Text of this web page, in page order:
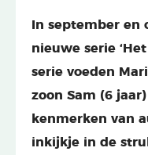
In september en
nieuwe serie
serie voeden
zoon Sam (6
kenmerken van
inkijkje in de